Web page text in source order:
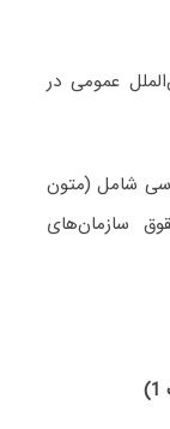
عمومی در
شامل (متون
سازمان‌های